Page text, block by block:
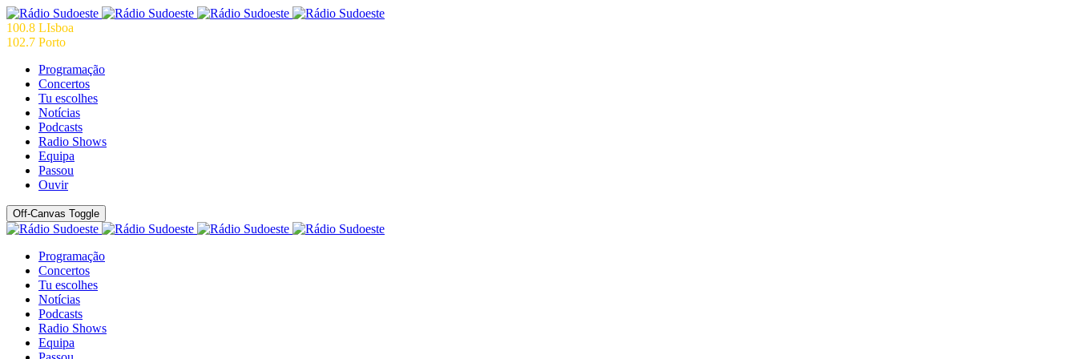
100.8 LIsboa
102.7 Porto
Programação
Concertos
Tu escolhes
Notícias
Podcasts
Radio Shows
Equipa
Passou
Ouvir
Off-Canvas Toggle
Programação
Concertos
Tu escolhes
Notícias
Podcasts
Radio Shows
Equipa